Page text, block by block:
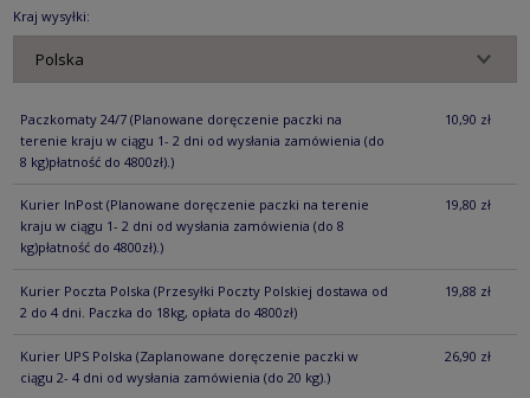
Kraj wysyłki:
Paczkomaty 24/7 (Planowane doręczenie paczki na
terenie kraju w ciągu 1- 2 dni od wysłania zamówienia (do
8 kg)płatność do 4800zł).)
10,90 zł
Kurier InPost (Planowane doręczenie paczki na terenie
kraju w ciągu 1- 2 dni od wysłania zamówienia (do 8
kg)płatność do 4800zł).)
19,80 zł
Kurier Poczta Polska (Przesyłki Poczty Polskiej dostawa od
2 do 4 dni. Paczka do 18kg, opłata do 4800zł)
19,88 zł
Kurier UPS Polska (Zaplanowane doręczenie paczki w
ciągu 2- 4 dni od wysłania zamówienia (do 20 kg).)
26,90 zł